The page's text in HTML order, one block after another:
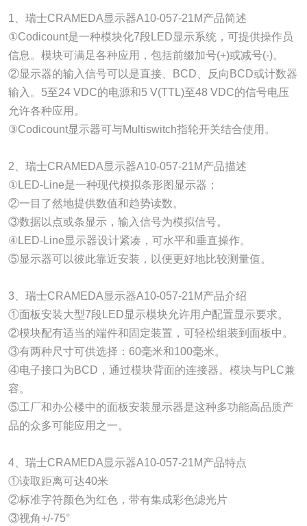
1、瑞士CRAMEDA显示器A10-057-21M产品简述
①Codicount是一种模块化7段LED显示系统，可提供操作员
信息。模块可满足各种应用，包括前缀加号(+)或减号(-)。
②显示器的输入信号可以是直接、BCD、反向BCD或计数器
输入。5至24 VDC的电源和5 V(TTL)至48 VDC的信号电压
允许各种应用。
③Codicount显示器可与Multiswitch指轮开关结合使用。
2、瑞士CRAMEDA显示器A10-057-21M产品描述
①LED-Line是一种现代模拟条形图显示器；
②一目了然地提供数值和趋势读数。
③数据以点或条显示，输入信号为模拟信号。
④LED-Line显示器设计紧凑，可水平和垂直操作。
⑤显示器可以彼此靠近安装，以便更好地比较测量值。
3、瑞士CRAMEDA显示器A10-057-21M产品介绍
①面板安装大型7段LED显示模块允许用户配置显示要求。
②模块配有适当的端件和固定装置，可轻松组装到面板中。
③有两种尺寸可供选择：60毫米和100毫米。
④电子接口为BCD，通过模块背面的连接器。模块与PLC兼
容。
⑤工厂和办公楼中的面板安装显示器是这种多功能高品质产
品的众多可能应用之一。
4、瑞士CRAMEDA显示器A10-057-21M产品特点
①读取距离可达40米
②标准字符颜色为红色，带有集成彩色滤光片
③视角+/-75°